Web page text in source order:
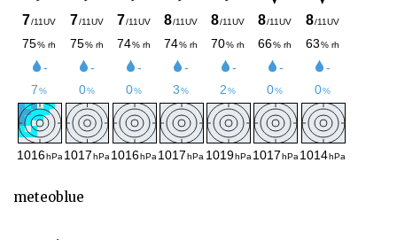
meteoblue